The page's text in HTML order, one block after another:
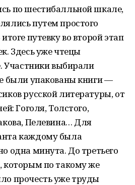
по шестибалльной шкале,
путем простого
путевку во второй этап
Здесь уже чтецы
Участники выбирали
были упакованы книги —
русской литературы, от
Гоголя, Толстого,
Пелевина… Для
каждому была
одна минута. До третьего
которым по такому же
прочесть уже труды